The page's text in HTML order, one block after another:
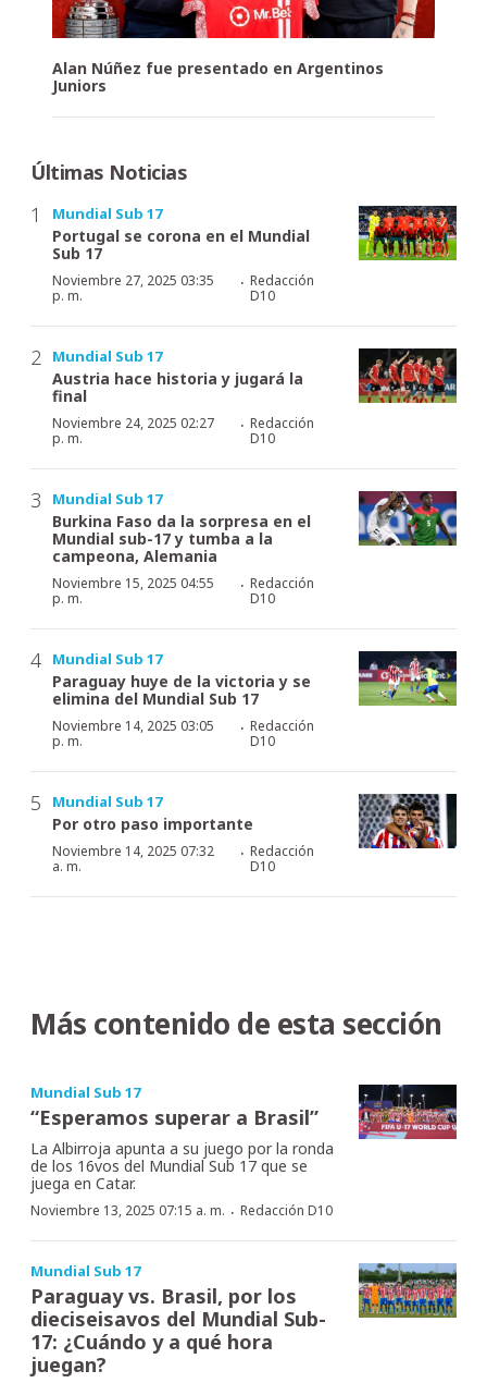
Alan Núñez fue presentado en Argentinos
Juniors
Últimas Noticias
Mundial Sub 17
Portugal se corona en el Mundial
Sub 17
Noviembre 27, 2025 03:35
p. m.
·Redacción
D10
Mundial Sub 17
Austria hace historia y jugará la
final
Noviembre 24, 2025 02:27
p. m.
·Redacción
D10
Mundial Sub 17
Burkina Faso da la sorpresa en el
Mundial sub-17 y tumba a la
campeona, Alemania
Noviembre 15, 2025 04:55
p. m.
·Redacción
D10
Mundial Sub 17
Paraguay huye de la victoria y se
elimina del Mundial Sub 17
Noviembre 14, 2025 03:05
p. m.
·Redacción
D10
Mundial Sub 17
Por otro paso importante
Noviembre 14, 2025 07:32
a. m.
·Redacción
D10
Más contenido de esta sección
Mundial Sub 17
“Esperamos superar a Brasil”
La Albirroja apunta a su juego por la ronda
de los 16vos del Mundial Sub 17 que se
juega en Catar.
Noviembre 13, 2025 07:15 a. m. · Redacción D10
Mundial Sub 17
Paraguay vs. Brasil, por los
dieciseisavos del Mundial Sub-
17: ¿Cuándo y a qué hora
juegan?